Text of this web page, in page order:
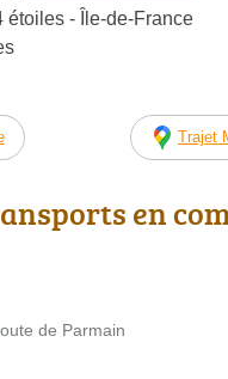
étoiles - Île-de-France
Trajet
en
de Parmain